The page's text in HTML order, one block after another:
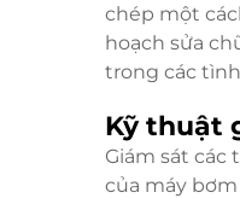
chép một
hoạch sửa
trong các
Kỹ thuật
Giám sát
của máy